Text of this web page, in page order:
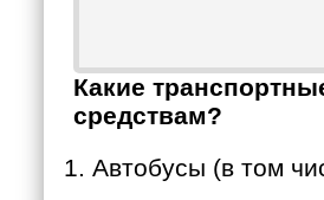
Какие
средствам?
Автобусы (в том